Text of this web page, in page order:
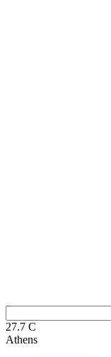
27.7 C
Athens